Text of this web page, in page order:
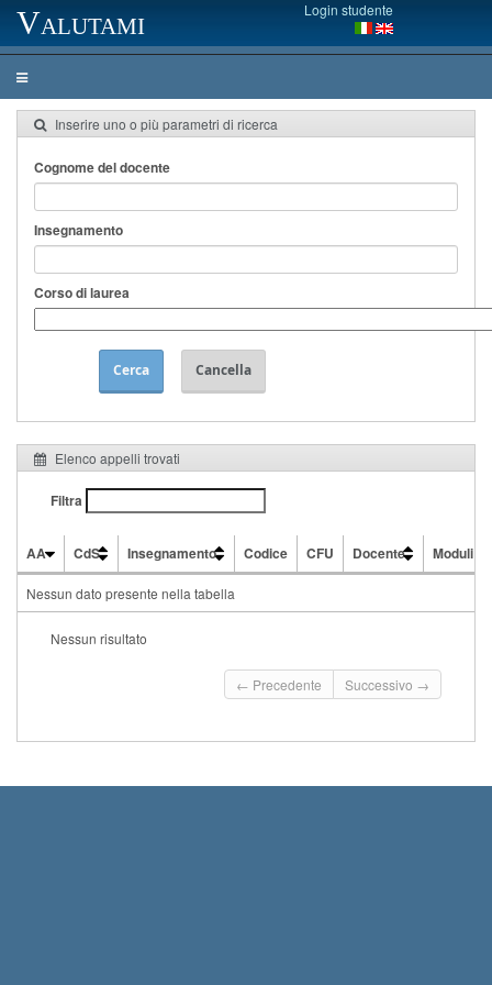
Valutami Login studente
Inserire uno o più parametri di ricerca
Cognome del docente
Insegnamento
Corso di laurea
Cerca Cancella
Elenco appelli trovati
Filtra
AA CdS Insegnamento Codice CFU Docente
Moduli
Nessun dato presente nella tabella
Nessun risultato
← Precedente Successivo →